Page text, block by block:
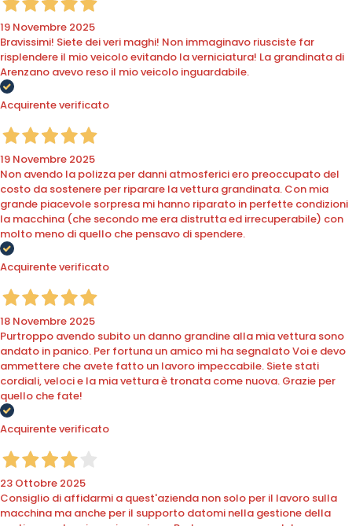
19 Novembre 2025
Bravissimi! Siete dei veri maghi! Non immaginavo riusciste far
risplendere il mio veicolo evitando la verniciatura! La grandinata di
Arenzano avevo reso il mio veicolo inguardabile.
Acquirente verificato
19 Novembre 2025
Non avendo la polizza per danni atmosferici ero preoccupato del
costo da sostenere per riparare la vettura grandinata. Con mia
grande piacevole sorpresa mi hanno riparato in perfette condizioni
la macchina (che secondo me era distrutta ed irrecuperabile) con
molto meno di quello che pensavo di spendere.
Acquirente verificato
18 Novembre 2025
Purtroppo avendo subito un danno grandine alla mia vettura sono
andato in panico. Per fortuna un amico mi ha segnalato Voi e devo
ammettere che avete fatto un lavoro impeccabile. Siete stati
cordiali, veloci e la mia vettura è tronata come nuova. Grazie per
quello che fate!
Acquirente verificato
23 Ottobre 2025
Consiglio di affidarmi a quest'azienda non solo per il lavoro sulla
macchina ma anche per il supporto datomi nella gestione della